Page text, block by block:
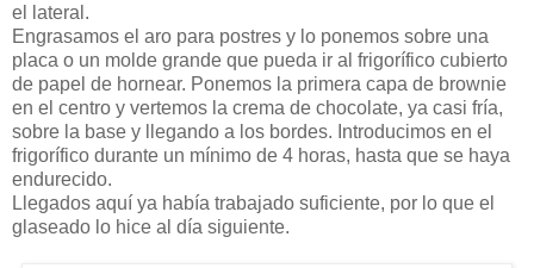
el lateral.
Engrasamos el aro para postres y lo ponemos sobre una
placa o un molde grande que pueda ir al frigorífico cubierto
de papel de hornear. Ponemos la primera capa de brownie
en el centro y vertemos la crema de chocolate, ya casi fría,
sobre la base y llegando a los bordes. Introducimos en el
frigorífico durante un mínimo de 4 horas, hasta que se haya
endurecido.
Llegados aquí ya había trabajado suficiente, por lo que el
glaseado lo hice al día siguiente.